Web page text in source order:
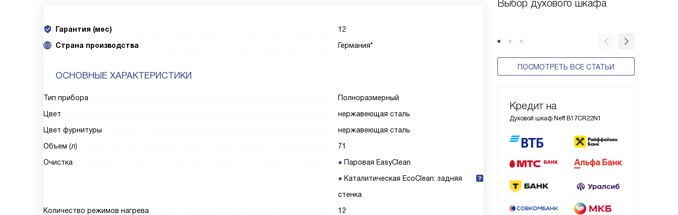
Выбор духового шкафа
ПОСМОТРЕТЬ ВСЕ СТАТЬИ
Кредит на
Духовой шкаф Neff B17CR22N1
Гарантия (мес)
12
Страна производства
Германия*
ОСНОВНЫЕ ХАРАКТЕРИСТИКИ
Тип прибора
Полноразмерный
Цвет
нержавеющая сталь
Цвет фурнитуры
нержавеющая сталь
Объем (л)
71
Очистка
Паровая EasyClean
Каталитическая EcoClean: задняя
стенка
Количество режимов нагрева
12